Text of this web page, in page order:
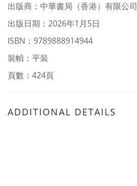
出版商：中華書局（香港）有限公司
出版日期：2026年1月5日
ISBN：9789888914944
裝幀：平裝
頁數：424頁
ADDITIONAL DETAILS